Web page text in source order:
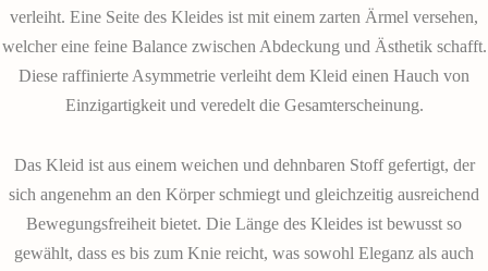
verleiht. Eine Seite des Kleides ist mit einem zarten Ärmel versehen,
welcher eine feine Balance zwischen Abdeckung und Ästhetik schafft.
Diese raffinierte Asymmetrie verleiht dem Kleid einen Hauch von
Einzigartigkeit und veredelt die Gesamterscheinung.
Das Kleid ist aus einem weichen und dehnbaren Stoff gefertigt, der
sich angenehm an den Körper schmiegt und gleichzeitig ausreichend
Bewegungsfreiheit bietet. Die Länge des Kleides ist bewusst so
gewählt, dass es bis zum Knie reicht, was sowohl Eleganz als auch